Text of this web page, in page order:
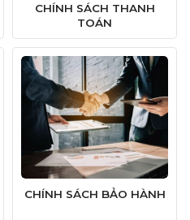
CHÍNH SÁCH THANH
TOÁN
CHÍNH SÁCH BẢO HÀNH